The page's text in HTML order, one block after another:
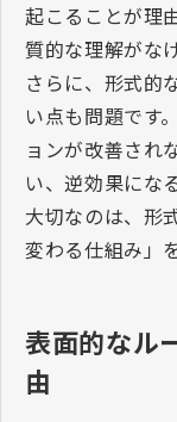
起こることが理
質的な理解がな
さらに、形式的
い点も問題です
ョンが改善され
い、逆効果にな
大切なのは、形
変わる仕組み」
表面的なル
由